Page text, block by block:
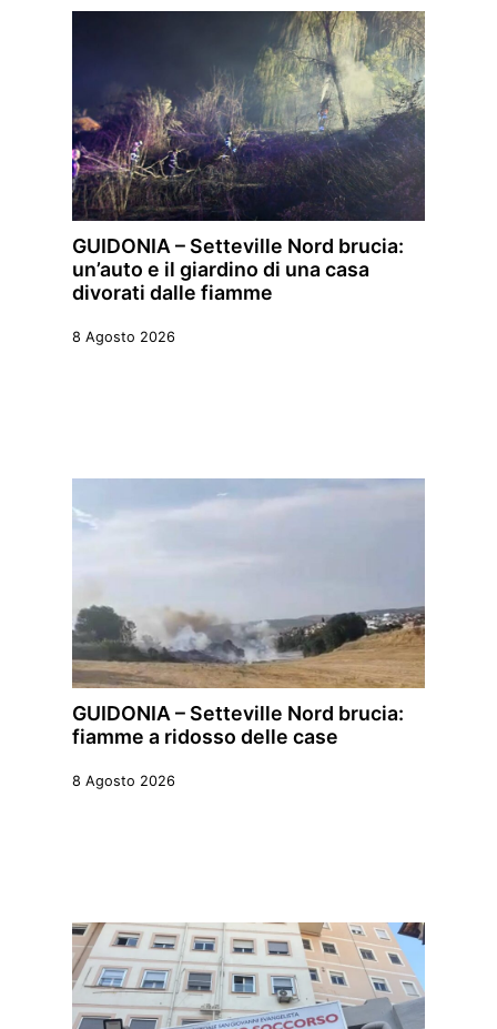
GUIDONIA – Setteville Nord brucia:
un’auto e il giardino di una casa
divorati dalle fiamme
8 Agosto 2026
GUIDONIA – Setteville Nord brucia:
fiamme a ridosso delle case
8 Agosto 2026